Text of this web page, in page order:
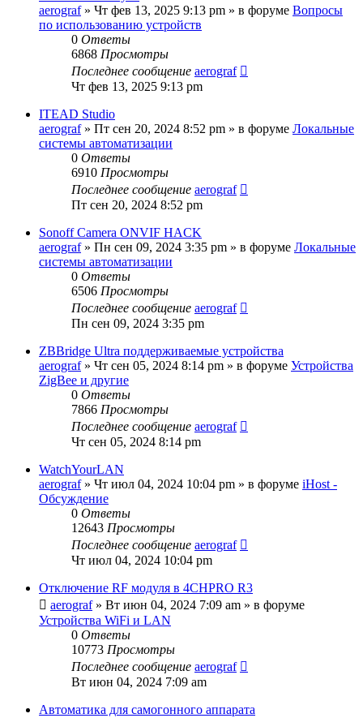
aerograf» Чт фев 13, 2025 9:13 pm » в форуме Вопросы
по использованию устройств
0 Ответы
6868 Просмотры
Последнее сообщение aerograf
Чт фев 13, 2025 9:13 pm
ITEAD Studio
aerograf» Пт сен 20, 2024 8:52 pm » в форуме Локальные
системы автоматизации
0 Ответы
6910 Просмотры
Последнее сообщение aerograf
Пт сен 20, 2024 8:52 pm
Sonoff Camera ONVIF HACK
aerograf» Пн сен 09, 2024 3:35 pm » в форуме Локальные
системы автоматизации
0 Ответы
6506 Просмотры
Последнее сообщение aerograf
Пн сен 09, 2024 3:35 pm
ZBBridge Ultra поддерживаемые устройства
aerograf» Чт сен 05, 2024 8:14 pm » в форуме Устройства
ZigBee и другие
0 Ответы
7866 Просмотры
Последнее сообщение aerograf
Чт сен 05, 2024 8:14 pm
WatchYourLAN
aerograf» Чт июл 04, 2024 10:04 pm » в форуме iHost -
Обсуждение
0 Ответы
12643 Просмотры
Последнее сообщение aerograf
Чт июл 04, 2024 10:04 pm
Отключение RF модуля в 4CHPRO R3
aerograf» Вт июн 04, 2024 7:09 am » в форуме
Устройства WiFi и LAN
0 Ответы
10773 Просмотры
Последнее сообщение aerograf
Вт июн 04, 2024 7:09 am
Автоматика для самогонного аппарата